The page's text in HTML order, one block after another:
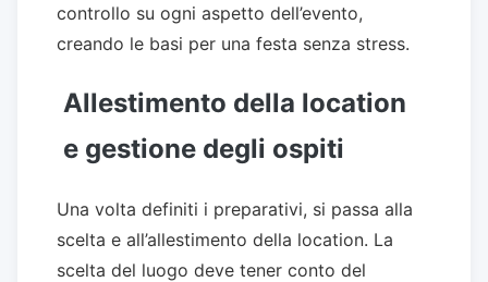
controllo su ogni aspetto dell’evento,
creando le basi per una festa senza stress.
Allestimento della location
e gestione degli ospiti
Una volta definiti i preparativi, si passa alla
scelta e all’allestimento della location. La
scelta del luogo deve tener conto del